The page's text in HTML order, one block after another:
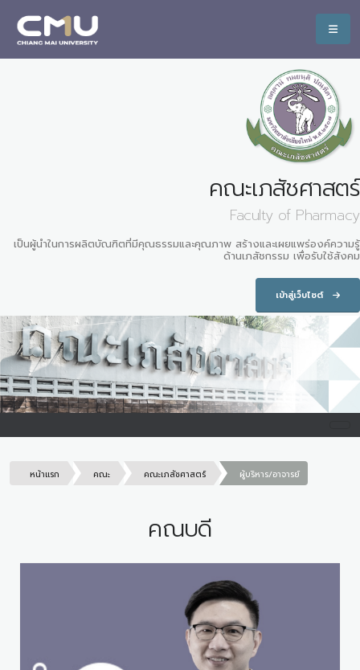
คณะเภสัชศาสตร์
Faculty of Pharmacy
เป็นผู้นำในการผลิตบัณฑิตที่มีคุณธรรมและคุณภาพ สร้างและเผยแพร่องค์ความรู้
ด้านเภสัชกรรม เพื่อรับใช้สังคม
เข้าสู่เว็บไซต์
หน้าแรก คณะ คณะเภสัชศาสตร์ ผู้บริหาร/อาจารย์
คณบดี